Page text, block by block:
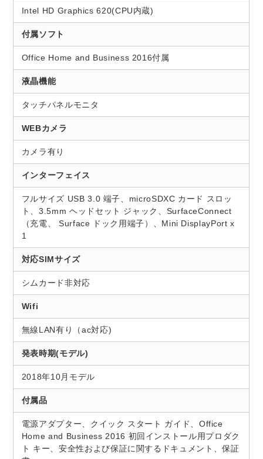
Intel HD Graphics 620(CPU内蔵)
付属ソフト
Office Home and Business 2016付属
液晶機能
タッチパネルモニタ
WEBカメラ
カメラ有り
インターフェイス
フルサイズ USB 3.0 端子、microSDXC カード スロッ
ト、3.5mm ヘッドセット ジャック、SurfaceConnect
（充電、 Surface ドック用端子）、Mini DisplayPort x
1
対応SIMサイズ
シムカード非対応
Wifi
無線LAN有り（ac対応)
発表時期(モデル)
2018年10月モデル
付属品
電源アダプター、クイック スタート ガイド、Office
Home and Business 2016 初回インストール用プロダク
ト キー、安全性および保証に関するドキュメント、保証